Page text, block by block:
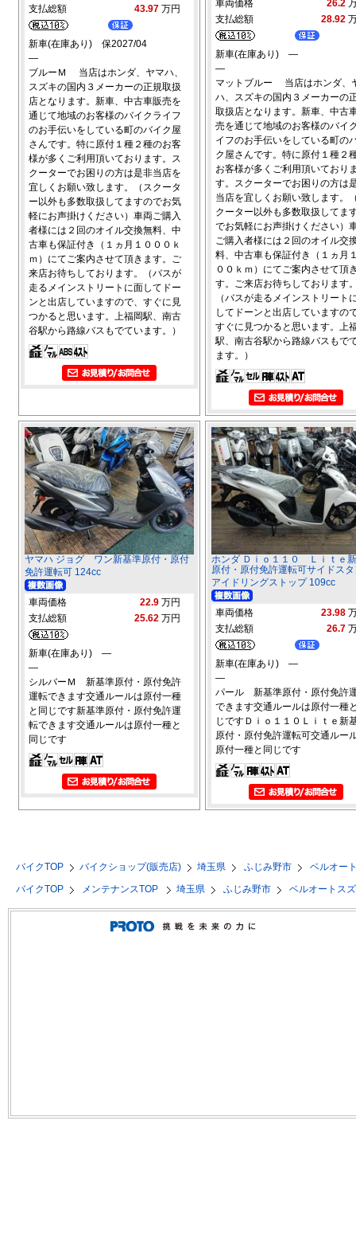
支払総額 43.97 万円
新車(在庫あり) 保2027/04
―
ブルーＭ 当店はホンダ、ヤマハ、
スズキの国内３メーカーの正規取扱
店となります。新車、中古車販売を
通じて地域のお客様のバイクライフ
のお手伝いをしている町のバイク屋
さんです。特に原付１種２種のお客
様が多くご利用頂いております。ス
クーターでお困りの方は是非当店を
宜しくお願い致します。（スクータ
ー以外も多数取扱してますのでお気
軽にお声掛けください）車両ご購入
者様には２回のオイル交換無料、中
古車も保証付き（１ヵ月１０００ｋ
ｍ）にてご案内させて頂きます。ご
来店お待ちしております。（バスが
走るメインストリートに面してドー
ンと出店していますので、すぐに見
つかると思います。上福岡駅、南古
谷駅から路線バスもでています。）
車両価格 26.2
支払総額
28.92
新車(在庫あり) ―
―
マットブルー 当店はホンダ、
ハ、スズキの国内３メーカーの
取扱店となります。新車、中古
売を通じて地域のお客様のバイ
イフのお手伝いをしている町の
ク屋さんです。特に原付１種２
お客様が多くご利用頂いており
す。スクーターでお困りの方は
当店を宜しくお願い致します。
クーター以外も多数取扱してま
でお気軽にお声掛けください）
ご購入者様には２回のオイル交
料、中古車も保証付き（１ヵ月
００ｋｍ）にてご案内させて頂
す。ご来店お待ちしております
（バスが走るメインストリート
してドーンと出店していますの
すぐに見つかると思います。上
駅、南古谷駅から路線バスもで
ます。）
ヤマハ ジョグ ワン新基準原付・原付
免許運転可 124cc
車両価格 22.9 万円
支払総額
25.62 万円
新車(在庫あり) ―
―
シルバーＭ 新基準原付・原付免許
運転できます交通ルールは原付一種
と同じです新基準原付・原付免許運
転できます交通ルールは原付一種と
同じです
ホンダ Ｄｉｏ１１０ Ｌｉｔｅ
原付・原付免許運転可サイドス
アイドリングストップ 109cc
車両価格 23.98
支払総額
26.7
新車(在庫あり) ―
―
パール 新基準原付・原付免許
できます交通ルールは原付一種
じですＤｉｏ１１０Ｌｉｔｅ新
原付・原付免許運転可交通ルー
原付一種と同じです
バイクTOP バイクショップ(販売店) 埼玉県 ふじみ野市
ベルオー
バイクTOP
メンテナンスTOP 埼玉県 ふじみ野市 ベルオートス